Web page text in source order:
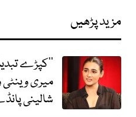
مزید پڑھیں
’’کپڑے
میری وینٹی
شالینی